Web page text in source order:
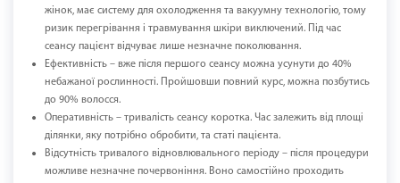
жінок, має систему для охолодження та вакуумну технологію, тому
ризик перегрівання і травмування шкіри виключений. Під час
сеансу пацієнт відчуває лише незначне поколювання.
Ефективність – вже після першого сеансу можна усунути до 40%
небажаної рослинності. Пройшовши повний курс, можна позбутись
до 90% волосся.
Оперативність – тривалість сеансу коротка. Час залежить від площі
ділянки, яку потрібно обробити, та статі пацієнта.
Відсутність тривалого відновлювального періоду – після процедури
можливе незначне почервоніння. Воно самостійно проходить